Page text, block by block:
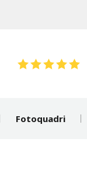
Fotoquadri